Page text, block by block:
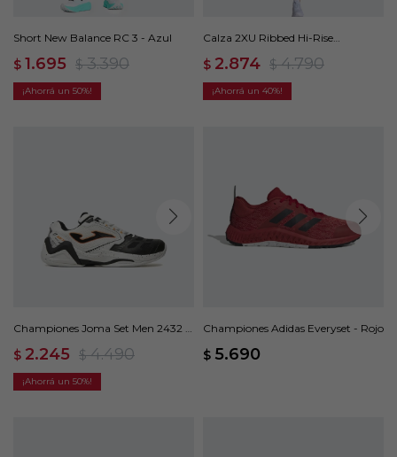
Short New Balance RC 3 - Azul
$ 1.695 $ 3.390
50
Calza 2XU Ribbed Hi-Rise
$ 2.874 $ 4.790
40
Championes Joma Set Men 2432 -
$ 2.245 $ 4.490
50
Championes Adidas Everyset - Rojo
$ 5.690